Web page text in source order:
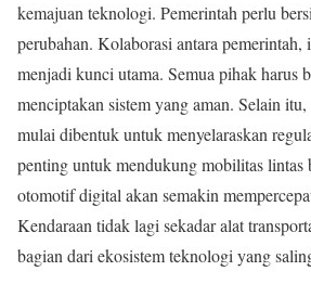
kemajuan teknologi. Pemerintah perlu
perubahan. Kolaborasi antara pemerintah,
menjadi kunci utama. Semua pihak harus
menciptakan sistem yang aman. Selain
mulai dibentuk untuk menyelaraskan
penting untuk mendukung mobilitas lintas
otomotif digital akan semakin
Kendaraan tidak lagi sekadar alat
bagian dari ekosistem teknologi yang